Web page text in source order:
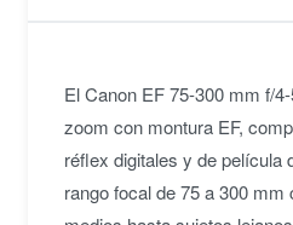
El Canon EF 75-300 mm f/
zoom con montura EF,
réflex digitales y de película
rango focal de 75 a 300 mm